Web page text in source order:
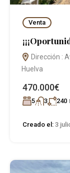
Venta
Dirección :
Huelva
470.000€
5 3 240
Creado el: 3